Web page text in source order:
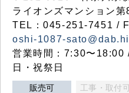
ライオンズマンション
TEL：045-251-7451 /
oshi-1087-
営業時間：7:30〜18:00
日・祝祭日
販売可 工事・取付